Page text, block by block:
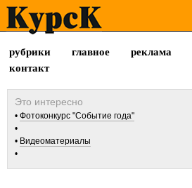
рубрики главное реклама
контакт
Фотоконкурс "Событие года"
Видеоматериалы